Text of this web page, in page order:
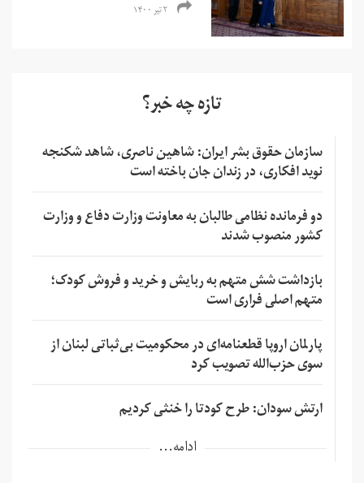
۲ تیر ۱۴۰۰
تازه چه خبر؟
سازمان حقوق بشر ایران: شاهین ناصری، شاهد شکنجه
نوید افکاری، در زندان جان باخته است
دو فرمانده نظامی طالبان به معاونت وزارت دفاع و وزارت
کشور منصوب شدند
بازداشت شش متهم به ربایش و خرید و فروش کودک؛
متهم اصلی فراری است
پارلمان اروپا قطعنامه‌ای در محکومیت بی‌ثباتی لبنان از
سوی حزب‌الله تصویب کرد
ارتش سودان: طرح کودتا را خنثی کردیم
ادامه...